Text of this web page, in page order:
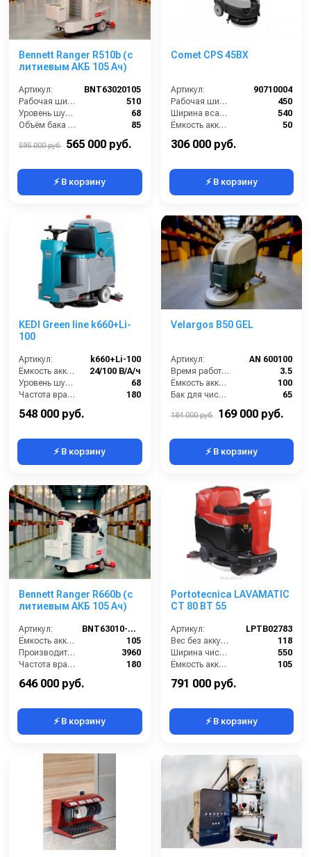
Bennett Ranger R510b (с
литиевым АКБ 105 Ач)
Артикул:
BNT63020105
Рабочая ширина (мм):
510
Уровень шума (дБ):
68
Объём бака для грязной воды (л):
85
595 000 руб. 565 000 руб.
⚡ В корзину
Comet CPS 45BX
Артикул:
90710004
Рабочая ширина щеток (мм):
450
Ширина всасывающей балки (мм):
540
Ёмкость аккумуляторов (Ач):
50
306 000 руб.
⚡ В корзину
KEDI Green line k660+Li-
100
Артикул:
k660+Li-100
Ёмкость аккумуляторов (Ач):
24/100 В/А/ч
Уровень шума (дБ):
68
Частота вращения щетки (об/мин):
180
548 000 руб.
⚡ В корзину
Velargos B50 GEL
Артикул:
AN 600100
Время работы от аккумуляторов (ч):
3.5
Ёмкость аккумулятора (Ач):
100
Бак для чистой воды (л):
65
510
184 000 руб. 169 000 руб.
⚡ В корзину
Bennett Ranger R660b (с
литиевым АКБ 105 Ач)
Артикул:
BNT63010-105li
Ёмкость аккумуляторов (Ач):
105
Производительность по площади (м2/ч):
3960
Частота вращения щетки (об/мин):
180
646 000 руб.
⚡ В корзину
Portotecnica LAVAMATIC
CT 80 BT 55
Артикул:
LPTB02783
Вес без аккумуляторов (кг):
118
Ширина чистки щёток (мм):
550
Ёмкость аккумуляторов (Ач):
105
791 000 руб.
⚡ В корзину